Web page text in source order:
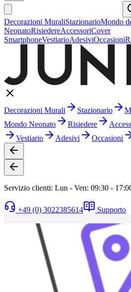
Decorazioni MuraliStazionarioMondo
NeonatoRisiedereAccessoriCover
SmartphoneVestiarioAdesiviOccasioni
Decorazioni Murali Stazionario
Mondo Neonato
Risiedere
Vestiario
Adesivi Occasioni
Servizio clienti: Lun - Ven: 09:30 -
+49 (0) 3022385614 Supporto